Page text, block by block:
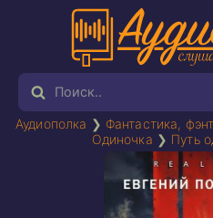
Аудиополка ❯ Фантастика,
Одиночка ❯ Путь